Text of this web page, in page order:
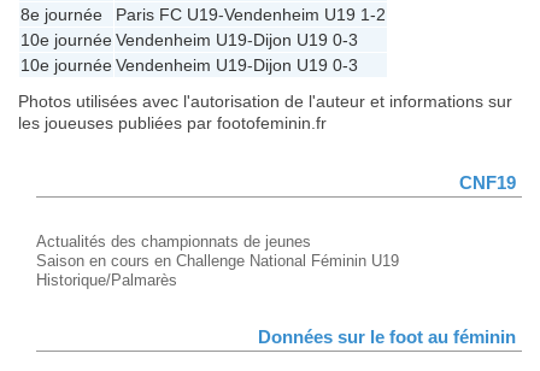
8e journée
Paris FC U19-Vendenheim U19 1-2
10e journéeVendenheim U19-Dijon U19 0-3
10e journéeVendenheim U19-Dijon U19 0-3
Photos utilisées avec l'autorisation de l'auteur et informations sur
les joueuses publiées par footofeminin.fr
CNF19
Actualités des championnats de jeunes
Saison en cours en Challenge National Féminin U19
Historique/Palmarès
Données sur le foot au féminin